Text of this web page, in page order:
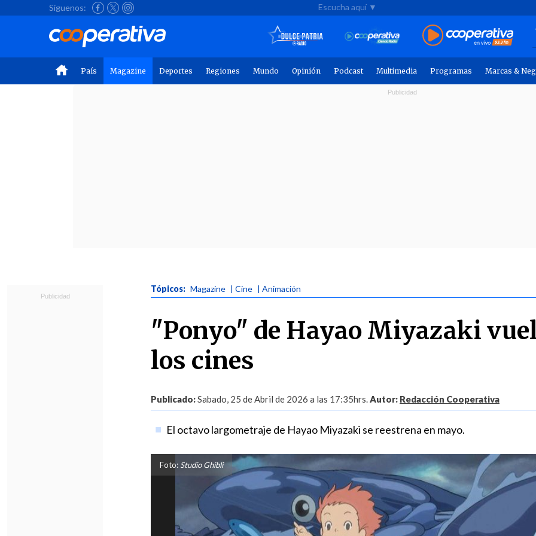
Síguenos: Escucha aquí ▼
País Magazine Deportes Regiones Mundo Opinión Podcast Multimedia Programas Marcas &
Tópicos: Magazine | Cine | Animación
"Ponyo" de Hayao Miyazaki
los cines
Publicado:Sabado, 25 de Abril de 2026 a las 17:35hrs.Autor: Redacción Cooperativa
El octavo largometraje de Hayao Miyazaki se reestrena en mayo.
Foto: Studio Ghibli